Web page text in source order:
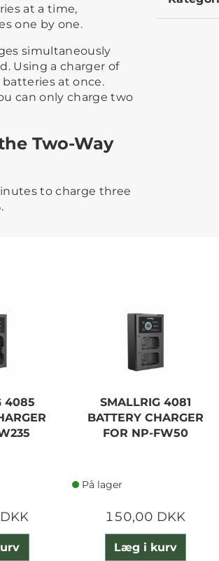
at a time,
one by one.
simultaneously
Using a charger of
at once.
can only charge two
Two-Way
to charge three
4085
SMALLRIG 4081
BATTERY CHARGER
FOR NP-FW50
På lager
150,00 DKK
Læg i kurv